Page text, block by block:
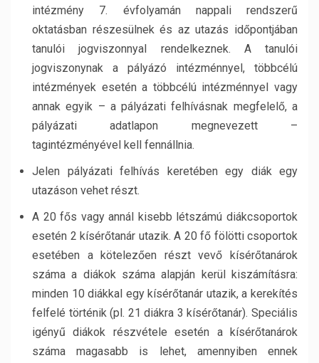
intézmény 7. évfolyamán nappali rendszerű
oktatásban részesülnek és az utazás időpontjában
tanulói jogviszonnyal rendelkeznek. A tanulói
jogviszonynak a pályázó intézménnyel, többcélú
intézmények esetén a többcélú intézménnyel vagy
annak egyik – a pályázati felhívásnak megfelelő, a
pályázati adatlapon megnevezett –
tagintézményével kell fennállnia.
Jelen pályázati felhívás keretében egy diák egy
utazáson vehet részt.
A 20 fős vagy annál kisebb létszámú diákcsoportok
esetén 2 kísérőtanár utazik. A 20 fő fölötti csoportok
esetében a kötelezően részt vevő kísérőtanárok
száma a diákok száma alapján kerül kiszámításra:
minden 10 diákkal egy kísérőtanár utazik, a kerekítés
felfelé történik (pl. 21 diákra 3 kísérőtanár). Speciális
igényű diákok részvétele esetén a kísérőtanárok
száma magasabb is lehet, amennyiben ennek